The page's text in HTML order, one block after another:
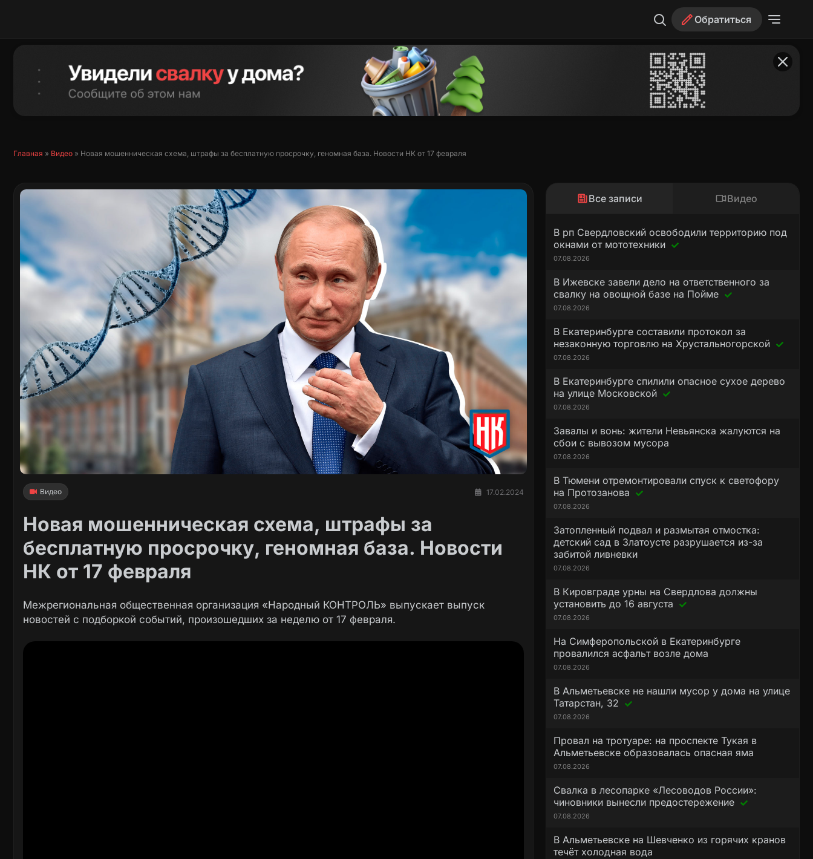
Обратиться
Главная » Видео » Новая мошенническая схема, штрафы за бесплатную просрочку, геномная база. Новости НК от 17 февраля
Видео 17.02.2024
Новая мошенническая схема, штрафы за
бесплатную просрочку, геномная база. Новости
НК от 17 февраля
Межрегиональная общественная организация «Народный КОНТРОЛЬ» выпускает выпуск
новостей с подборкой событий, произошедших за неделю от 17 февраля.
Все записи Видео
В рп Свердловский освободили территорию под
окнами от мототехники
07.08.2026
В Ижевске завели дело на ответственного за
свалку на овощной базе на Пойме
07.08.2026
В Екатеринбурге составили протокол за
незаконную торговлю на Хрустальногорской
07.08.2026
В Екатеринбурге спилили опасное сухое дерево
на улице Московской
07.08.2026
Завалы и вонь: жители Невьянска жалуются на
сбои с вывозом мусора
07.08.2026
В Тюмени отремонтировали спуск к светофору
на Протозанова
07.08.2026
Затопленный подвал и размытая отмостка:
детский сад в Златоусте разрушается из-за
забитой ливневки
07.08.2026
В Кировграде урны на Свердлова должны
установить до 16 августа
07.08.2026
На Симферопольской в Екатеринбурге
провалился асфальт возле дома
07.08.2026
В Альметьевске не нашли мусор у дома на улице
Татарстан, 32
07.08.2026
Провал на тротуаре: на проспекте Тукая в
Альметьевске образовалась опасная яма
07.08.2026
Свалка в лесопарке «Лесоводов России»:
чиновники вынесли предостережение
07.08.2026
В Альметьевске на Шевченко из горячих кранов
течёт холодная вода